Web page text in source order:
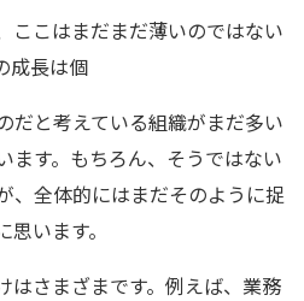
ここはまだまだ薄いのではない
成長は個
だと考えている組織がまだ多い
ます。もちろん、そうではない
、全体的にはまだそのように捉
います。
はさまざまです。例えば、業務